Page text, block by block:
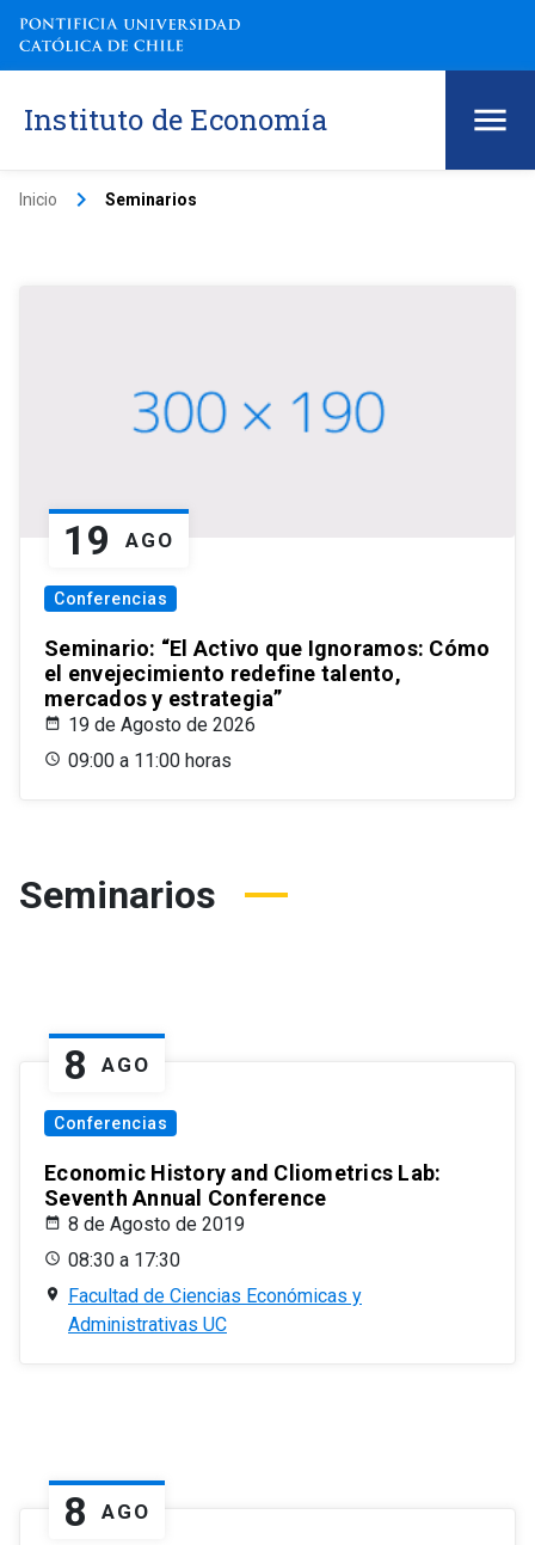
Instituto de Economía
Inicio keyboard_arrow_right Seminarios
19 AGO
Conferencias
Seminario: “El Activo que Ignoramos: Cómo
el envejecimiento redefine talento,
mercados y estrategia”
19 de Agosto de 2026
09:00 a 11:00 horas
Seminarios
8 AGO
Conferencias
Economic History and Cliometrics Lab:
Seventh Annual Conference
8 de Agosto de 2019
08:30 a 17:30
Facultad de Ciencias Económicas y
Administrativas UC
8 AGO